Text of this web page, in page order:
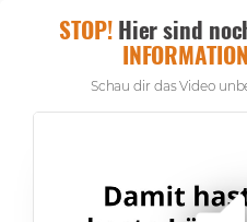
STOP!Hier sind
Schau dir das Video